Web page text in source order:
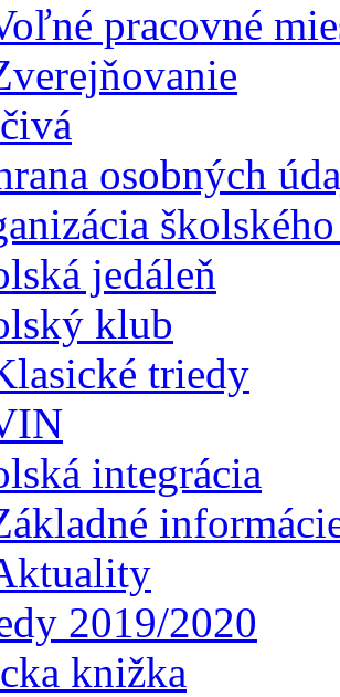
pracovné
osobných
jedáleň
klub
triedy
integrácia
2019/2020
knižka